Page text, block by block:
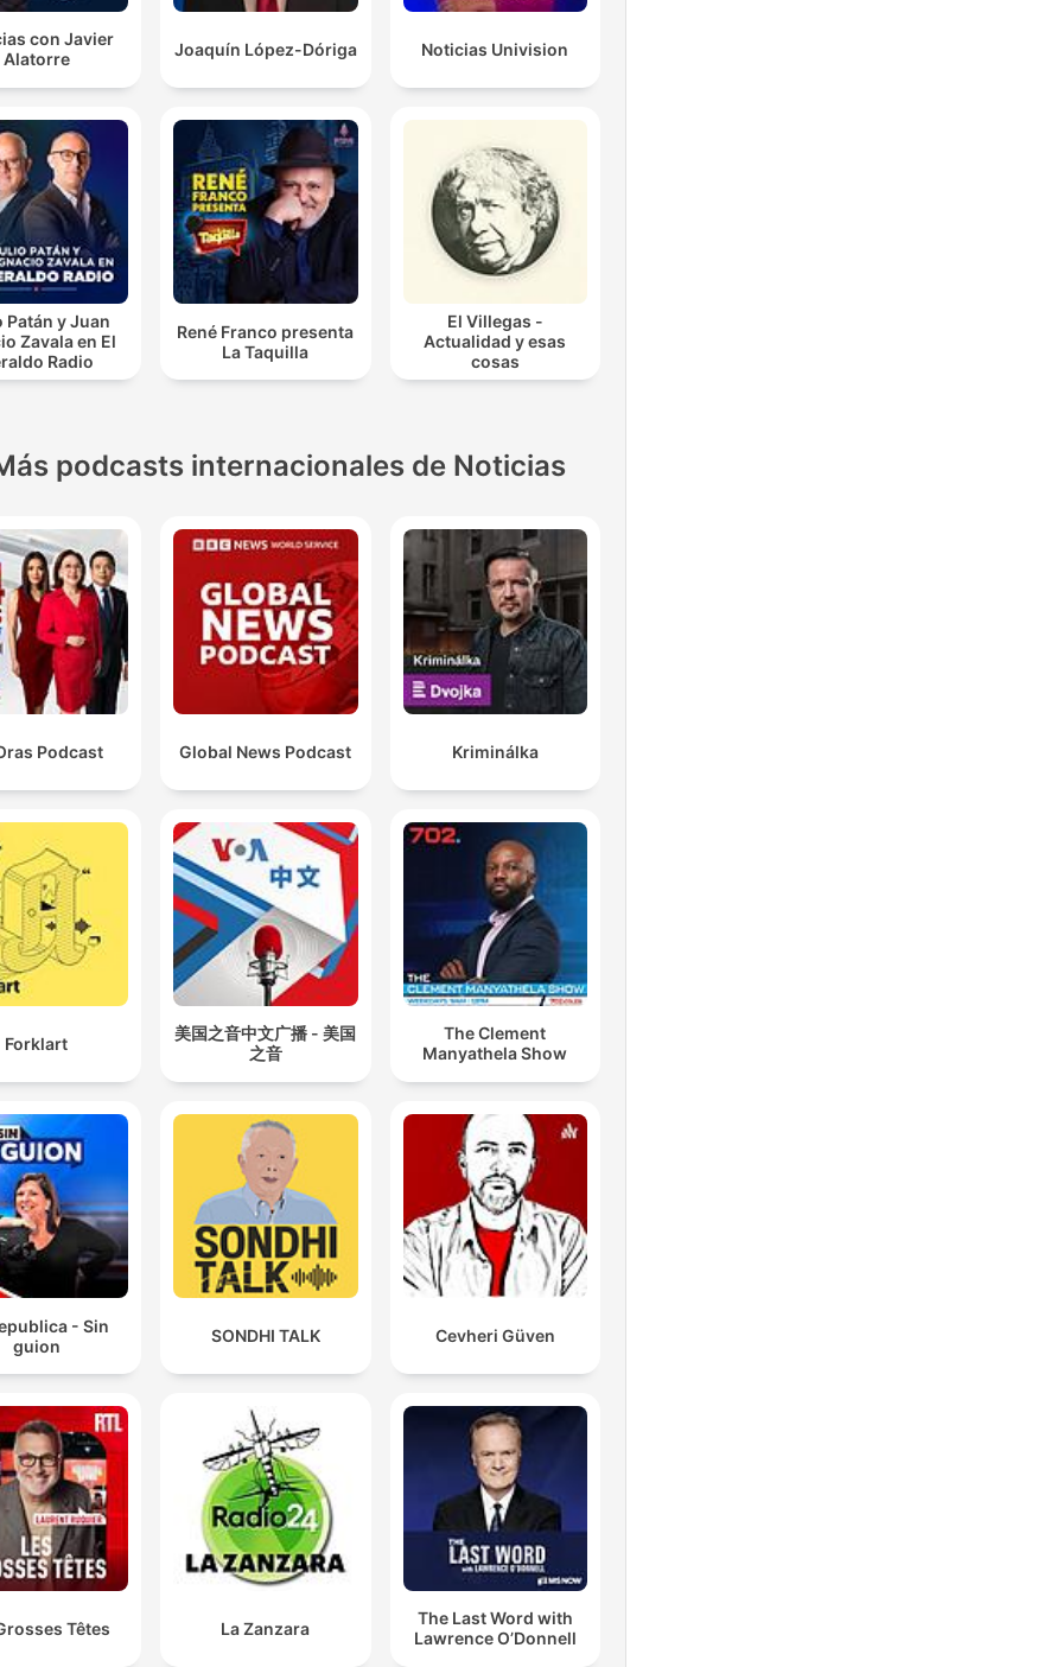
con Javier
Alatorre
Joaquín López-Dóriga Noticias Univision
Patán y Juan
Zavala en El
Radio
René Franco presenta
La Taquilla
El Villegas -
Actualidad y esas
cosas
podcasts internacionales de Noticias
Podcast Global News Podcast Kriminálka
Forklart
美国之音中文广播 - 美国
之音
The Clement
Manyathela Show
- Sin
guion
SONDHI TALK Cevheri Güven
Têtes La Zanzara
The Last Word with
Lawrence O’Donnell